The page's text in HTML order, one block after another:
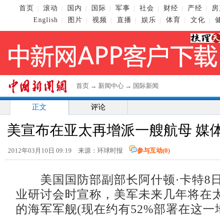
首页 滚动 国内 国际 军事 社会 财经 产经
English
图片 视频 直播 娱乐 体育 文化
首页 → 新闻中心 → 国际新闻
正文 评论
美宣布在亚太再增派一艘航母 媒
2012年03月10日 09:19 来源：环球时报 参与互动(0)
美国国防部副部长阿什顿·卡特8
业研讨会时宣称，美军未来几年将在
的海军军舰(现在约有52%部署在这一